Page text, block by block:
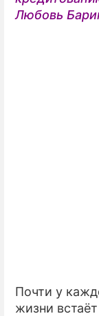
Любовь
Почти у
жизни